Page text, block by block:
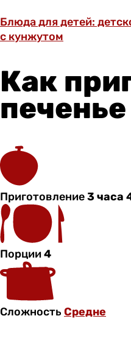
Блюда для детей:
с кунжутом
Как
Приготовление3 часа
Порции4
Сложность Средне